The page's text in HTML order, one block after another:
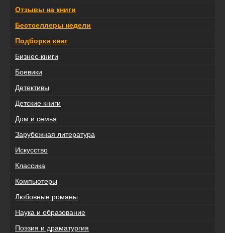
Отзывы на книги
Бестселлеры недели
Подборки книг
Бизнес-книги
Боевики
Детективы
Детские книги
Дом и семья
Зарубежная литература
Искусство
Классика
Компьютеры
Любовные романы
Наука и образование
Поэзия и драматургия